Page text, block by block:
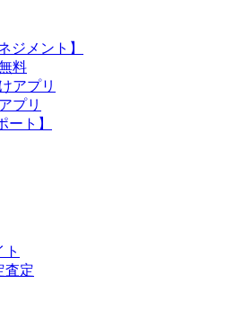
ジメント】
料
アプリ
プリ
ート】
査定